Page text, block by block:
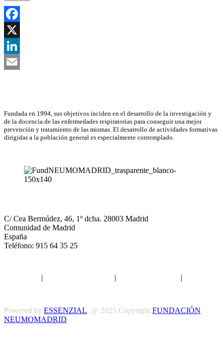
Facebook
X
LinkedIn
Fundada en 1994, sus objetivos inciden en el desarrollo de la investigación y
de la docencia de las enfermedades respiratorias para conseguir una mejor
prevención y tratamiento de las mismas. El desarrollo de actividades formativas
dirigidas a la población general es especialmente contemplado.
C/ Cea Bermúdez, 46, 1º dcha. 28003 Madrid
Comunidad de Madrid
España
Teléfono: 915 64 35 25
| | |
Powered by ESSENZIAL. @ 2025 Copyright FUNDACIÓN
NEUMOMADRID